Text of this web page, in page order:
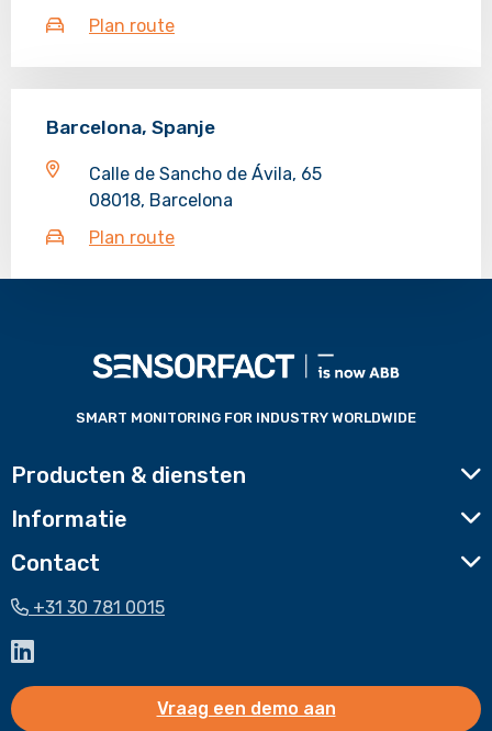
Plan route
Barcelona, Spanje
Calle de Sancho de Ávila, 65
08018, Barcelona
Plan route
Voettekst
website
SMART MONITORING FOR INDUSTRY WORLDWIDE
Producten & diensten
Informatie
Contact
+31 30 781 0015
Vraag een demo aan